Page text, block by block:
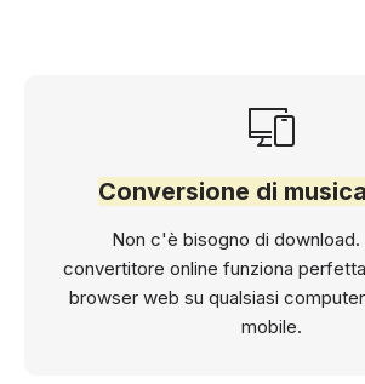
Conversione di
Non c'è bisogno di download.
convertitore online funziona
browser web su qualsiasi
mobile.